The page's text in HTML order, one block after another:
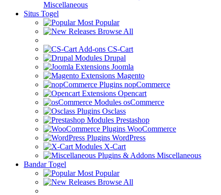
Miscellaneous
Situs Togel
Most Popular
Browse All
CS-Cart
Drupal
Joomla
Magento
nopCommerce
Opencart
osCommerce
Osclass
Prestashop
WooCommerce
WordPress
X-Cart
Miscellaneous
Bandar Togel
Most Popular
Browse All